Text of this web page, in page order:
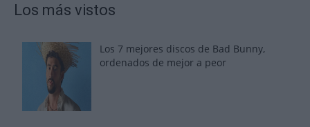
Los más vistos
Los 7 mejores discos de Bad Bunny,
ordenados de mejor a peor